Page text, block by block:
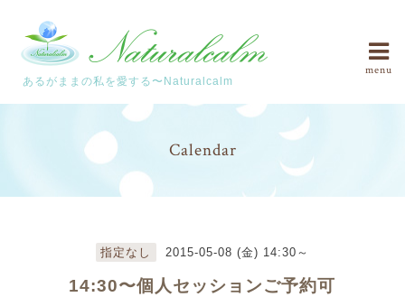
あるがままの私を愛する〜Naturalcalm
menu
Calendar
指定なし 2015-05-08 (金) 14:30～
14:30〜個人セッションご予約可